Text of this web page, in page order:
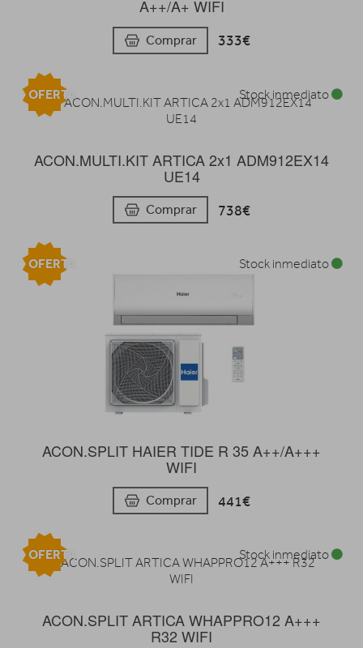
A++/A+ WIFI
Comprar 333€
ACON.MULTI.KIT ARTICA 2x1 ADM912EX14
UE14
Comprar 738€
Stock inmediato
OFERTA
ACON.SPLIT HAIER TIDE R 35 A++/A+++
WIFI
Comprar 441€
Stock inmediato
OFERTA
ACON.SPLIT ARTICA WHAPPRO12 A+++
R32 WIFI
Stock inmediato
OFERTA